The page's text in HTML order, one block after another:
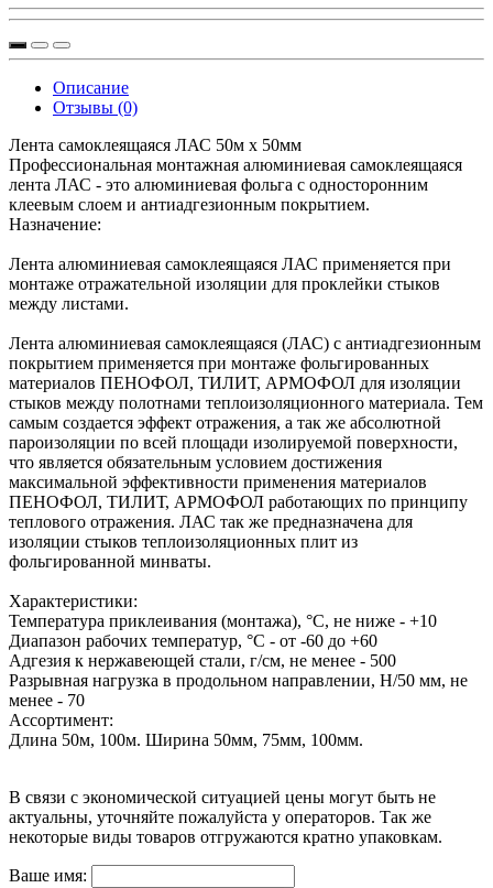
Описание
Отзывы (0)
Лента самоклеящаяся ЛАС 50м х 50мм
Профессиональная монтажная алюминиевая самоклеящаяся
лента ЛАС - это алюминиевая фольга с односторонним
клеевым слоем и антиадгезионным покрытием.
Назначение:
Лента алюминиевая самоклеящаяся ЛАС применяется при
монтаже отражательной изоляции для проклейки стыков
между листами.
Лента алюминиевая самоклеящаяся (ЛАС) с антиадгезионным
покрытием применяется при монтаже фольгированных
материалов ПЕНОФОЛ, ТИЛИТ, АРМОФОЛ для изоляции
стыков между полотнами теплоизоляционного материала. Тем
самым создается эффект отражения, а так же абсолютной
пароизоляции по всей площади изолируемой поверхности,
что является обязательным условием достижения
максимальной эффективности применения материалов
ПЕНОФОЛ, ТИЛИТ, АРМОФОЛ работающих по принципу
теплового отражения. ЛАС так же предназначена для
изоляции стыков теплоизоляционных плит из
фольгированной минваты.
Характеристики:
Температура приклеивания (монтажа), °C, не ниже - +10
Диапазон рабочих температур, °C - от -60 до +60
Адгезия к нержавеющей стали, г/см, не менее - 500
Разрывная нагрузка в продольном направлении, Н/50 мм, не
менее - 70
Ассортимент:
Длина 50м, 100м. Ширина 50мм, 75мм, 100мм.
В связи с экономической ситуацией цены могут быть не
актуальны, уточняйте пожалуйста у операторов. Так же
некоторые виды товаров отгружаются кратно упаковкам.
Ваше имя: